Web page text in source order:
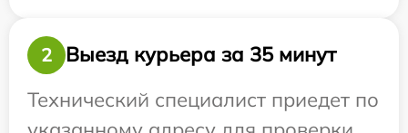
2
Выезд курьера за 35 минут
Технический специалист приедет по